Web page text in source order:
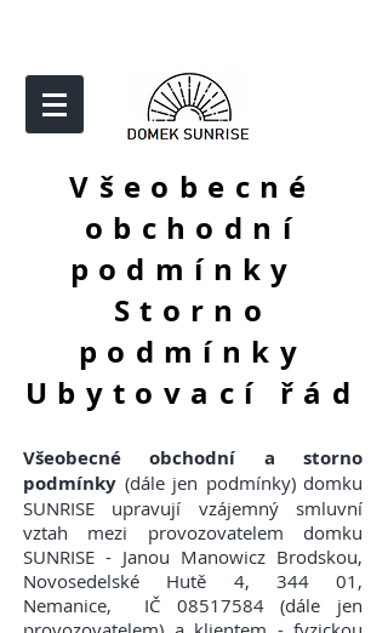
Všeobecné
obchodní
podmínky
Storno
podmínky
Ubytovací řád
Všeobecné obchodní a storno
podmínky (dále jen podmínky) domku
SUNRISE upravují vzájemný smluvní
vztah mezi provozovatelem domku
SUNRISE - Janou Manowicz Brodskou,
Novosedelské Hutě 4, 344 01,
Nemanice, IČ 08517584(dále jen